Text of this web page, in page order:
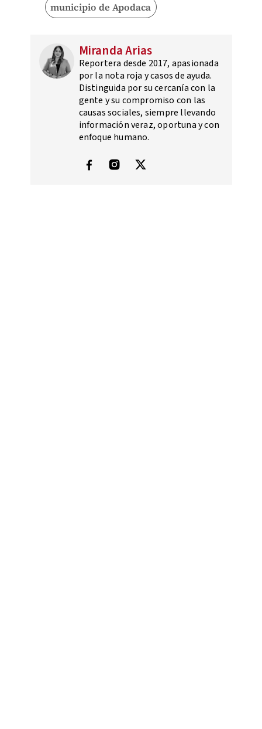
municipio de Apodaca
Miranda Arias
Reportera desde 2017, apasionada
por la nota roja y casos de ayuda.
Distinguida por su cercanía con la
gente y su compromiso con las
causas sociales, siempre llevando
información veraz, oportuna y con
enfoque humano.